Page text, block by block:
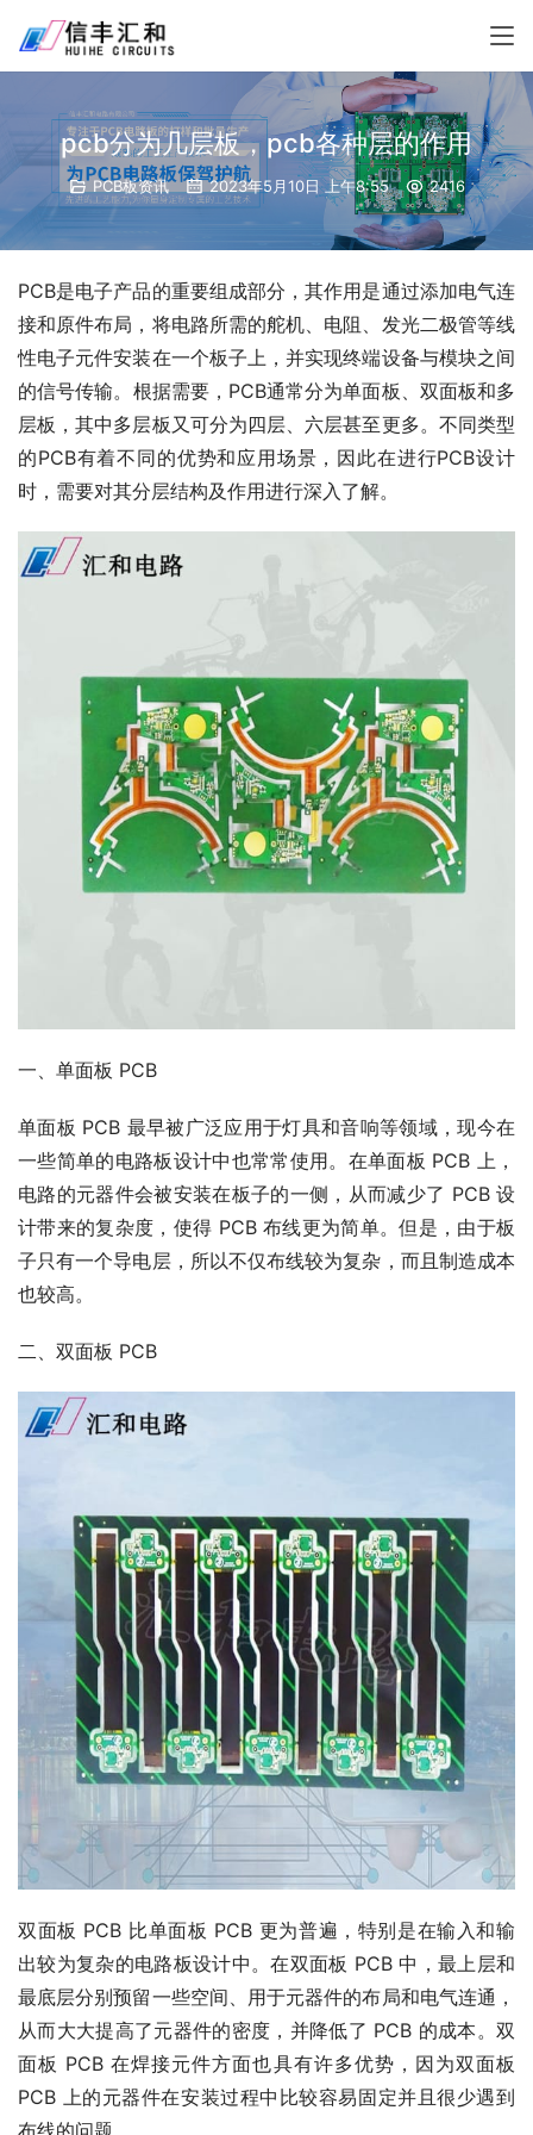
pcb分为几层板，pcb各种层的作用
PCB板资讯 2023年5月10日 上午8:55 2416
PCB是电子产品的重要组成部分，其作用是通过添加电气连
接和原件布局，将电路所需的舵机、电阻、发光二极管等线
性电子元件安装在一个板子上，并实现终端设备与模块之间
的信号传输。根据需要，PCB通常分为单面板、双面板和多
层板，其中多层板又可分为四层、六层甚至更多。不同类型
的PCB有着不同的优势和应用场景，因此在进行PCB设计
时，需要对其分层结构及作用进行深入了解。
一、单面板 PCB
单面板 PCB 最早被广泛应用于灯具和音响等领域，现今在
一些简单的电路板设计中也常常使用。在单面板 PCB 上，
电路的元器件会被安装在板子的一侧，从而减少了 PCB 设
计带来的复杂度，使得 PCB 布线更为简单。但是，由于板
子只有一个导电层，所以不仅布线较为复杂，而且制造成本
也较高。
二、双面板 PCB
双面板 PCB 比单面板 PCB 更为普遍，特别是在输入和输
出较为复杂的电路板设计中。在双面板 PCB 中，最上层和
最底层分别预留一些空间、用于元器件的布局和电气连通，
从而大大提高了元器件的密度，并降低了 PCB 的成本。双
面板 PCB 在焊接元件方面也具有许多优势，因为双面板
PCB 上的元器件在安装过程中比较容易固定并且很少遇到
布线的问题。